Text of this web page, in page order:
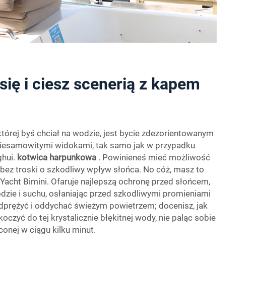
i ciesz scenerią z kapem
byś chciał na wodzie, jest bycie zdezorientowanym
widokami, tak samo jak w przypadku
kotwica harpunkowa . Powinieneś mieć możliwość
troski o szkodliwy wpływ słońca. No cóż, masz to
Bimini. Ofaruje najlepszą ochronę przed słońcem,
i suchu, osłaniając przed szkodliwymi promieniami
i oddychać świeżym powietrzem; docenisz, jak
do tej krystalicznie błękitnej wody, nie paląc sobie
w ciągu kilku minut.